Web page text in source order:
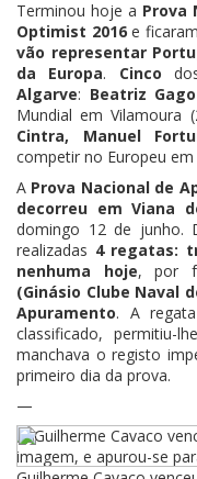
Terminou hoje a Prova
Optimist 2016e
vão representar
da Europa. Cinco
Algarve: Beatriz
Mundial em
Cintra, Manuel
competir no Europeu
A Prova Nacional de
decorreu em Viana
domingo 12 de junho.
realizadas 4 regatas:
nenhuma hoje, por
(Ginásio Clube Naval
Apuramento. A
classificado, permitiu-
manchava o registo
primeiro dia da prova.
—